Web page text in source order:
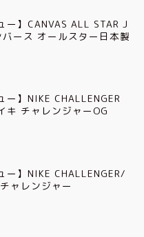
ー】CANVAS ALL STAR J
バース オールスター日本製
ー】NIKE CHALLENGER
キ チャレンジャーOG
ー】NIKE CHALLENGER/
ャレンジャー